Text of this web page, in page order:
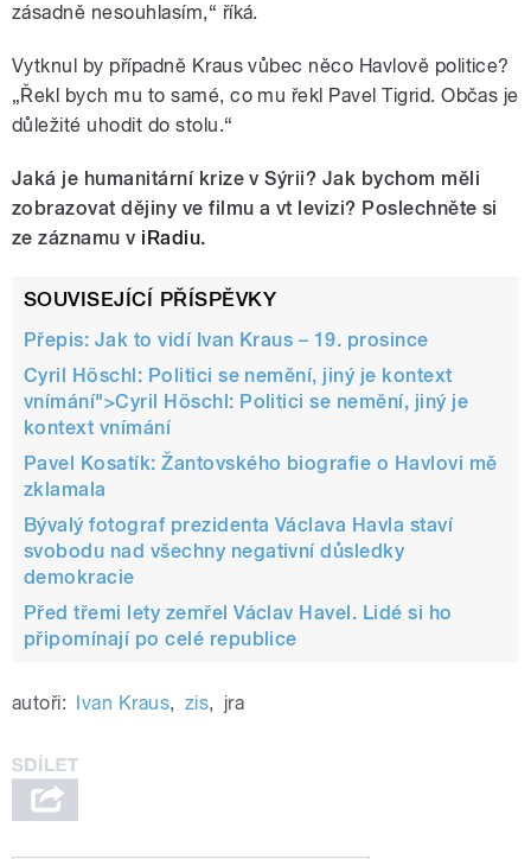
zásadně nesouhlasím,“ říká.
Vytknul by případně Kraus vůbec něco Havlově politice?
„Řekl bych mu to samé, co mu řekl Pavel Tigrid. Občas je
důležité uhodit do stolu.“
Jaká je humanitární krize v Sýrii? Jak bychom měli
zobrazovat dějiny ve filmu a vt levizi? Poslechněte si
ze záznamu v iRadiu.
SOUVISEJÍCÍ PŘÍSPĚVKY
Přepis: Jak to vidí Ivan Kraus – 19. prosince
Cyril Höschl: Politici se nemění, jiný je kontext
vnímání">Cyril Höschl: Politici se nemění, jiný je
kontext vnímání
Pavel Kosatík: Žantovského biografie o Havlovi mě
zklamala
Bývalý fotograf prezidenta Václava Havla staví
svobodu nad všechny negativní důsledky
demokracie
Před třemi lety zemřel Václav Havel. Lidé si ho
připomínají po celé republice
autoři: Ivan Kraus, zis, jra